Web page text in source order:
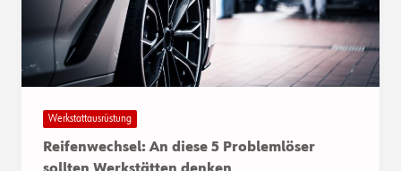
Werkstattausrüstung
Reifenwechsel: An diese 5 Problemlöser